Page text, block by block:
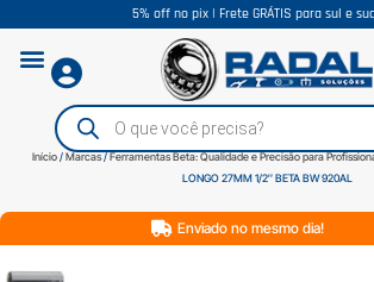
5% off no pix | Frete GRÁTIS para sul e
Início/Marcas/Ferramentas Beta: Qualidade e Precisão para
LONGO 27MM 1/2″ BETA BW 920AL
Enviado no mesmo dia!